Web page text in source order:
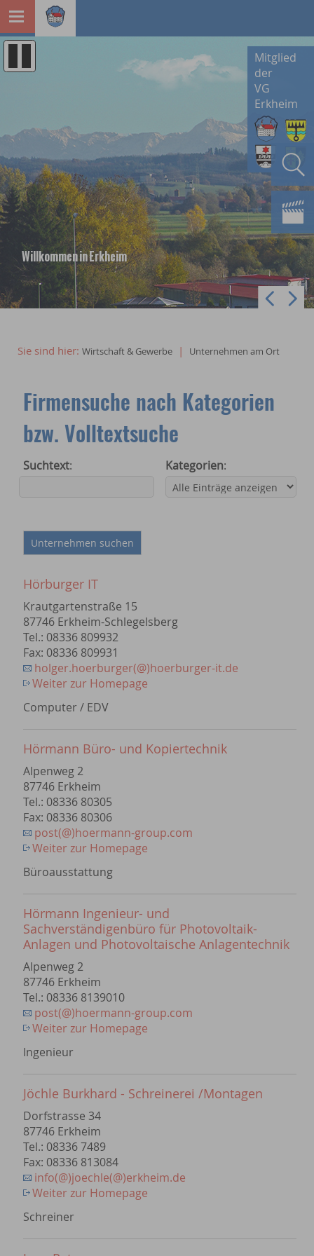
Mitglied
der
VG
Erkheim
Willkommen in Erkheim
Sie sind hier:Wirtschaft & Gewerbe | Unternehmen am Ort
Firmensuche nach Kategorien
bzw. Volltextsuche
Suchtext: Kategorien:
Hörburger IT
Krautgartenstraße 15
87746 Erkheim-Schlegelsberg
Tel.: 08336 809932
Fax: 08336 809931
holger.hoerburger(@)hoerburger-it.de
Weiter zur Homepage
Computer / EDV
Hörmann Büro- und Kopiertechnik
Alpenweg 2
87746 Erkheim
Tel.: 08336 80305
Fax: 08336 80306
post(@)hoermann-group.com
Weiter zur Homepage
Büroausstattung
Hörmann Ingenieur- und
Sachverständigenbüro für Photovoltaik-
Anlagen und Photovoltaische Anlagentechnik
Alpenweg 2
87746 Erkheim
Tel.: 08336 8139010
post(@)hoermann-group.com
Weiter zur Homepage
Ingenieur
Jöchle Burkhard - Schreinerei /Montagen
Dorfstrasse 34
87746 Erkheim
Tel.: 08336 7489
Fax: 08336 813084
info(@)joechle(@)erkheim.de
Weiter zur Homepage
Schreiner